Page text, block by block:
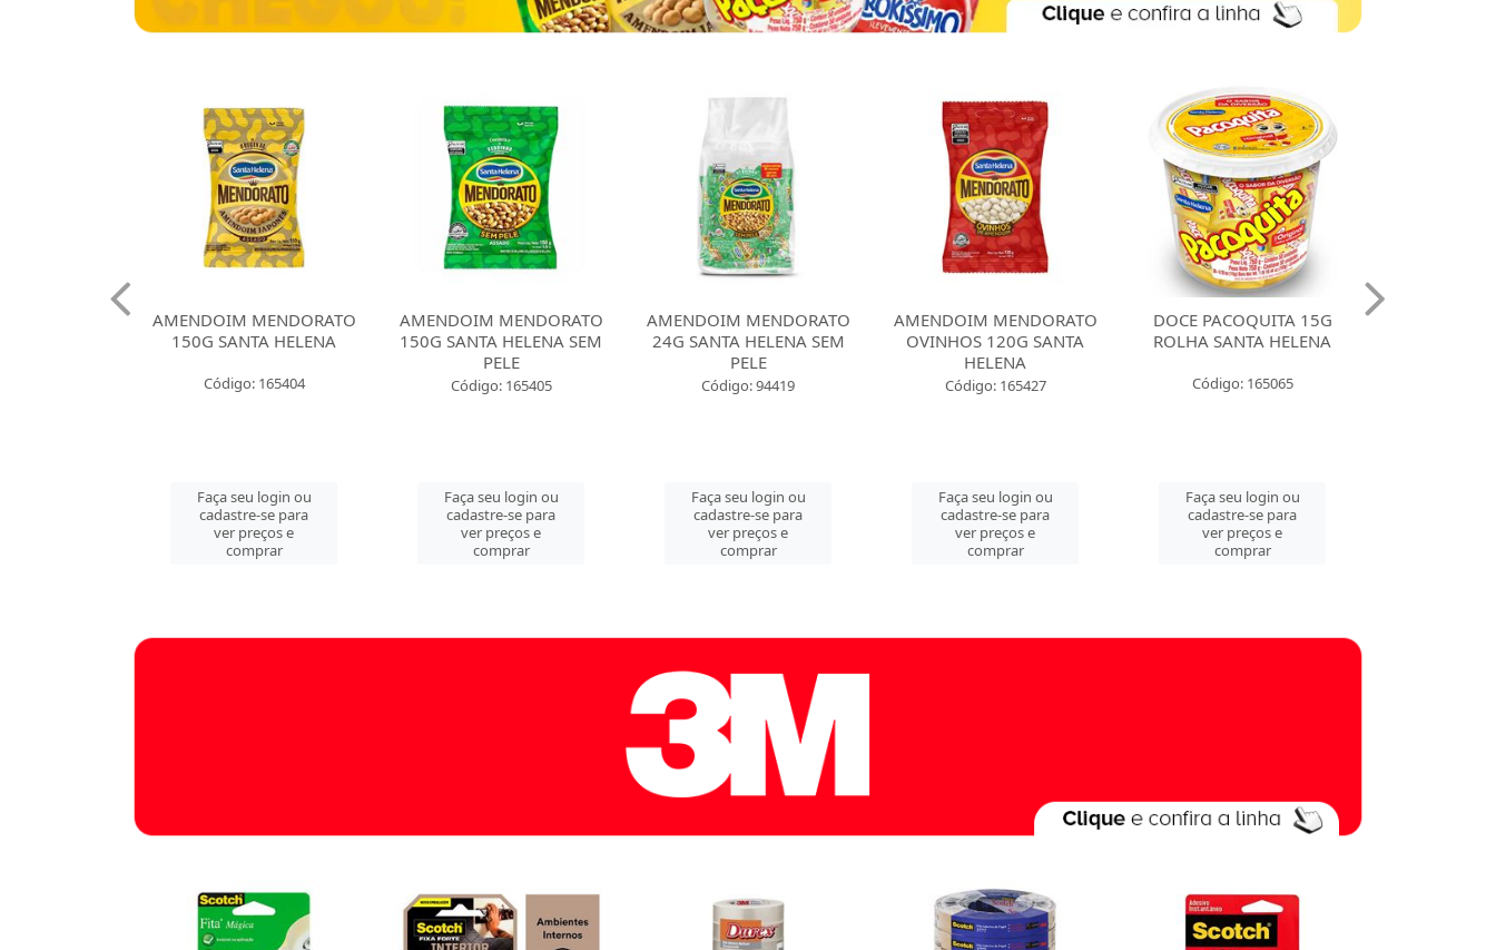
AMENDOIM MENDORATO
150G SANTA HELENA
Código: 165404
Faça seu login ou
cadastre-se para
ver preços e
comprar
AMENDOIM MENDORATO
150G SANTA HELENA SEM
Código: 165405
Faça seu login ou
cadastre-se para
ver preços e
comprar
AMENDOIM MENDORATO
24G SANTA HELENA SEM
Código: 94419
Faça seu login ou
cadastre-se para
ver preços e
comprar
AMENDOIM MENDORATO
OVINHOS 120G SANTA
HELENA
Código: 165427
Faça seu login ou
cadastre-se para
ver preços e
comprar
DOCE PACOQUITA 15G
ROLHA SANTA HELENA
Código: 165065
Faça seu login ou
cadastre-se para
ver preços e
comprar
DOCE